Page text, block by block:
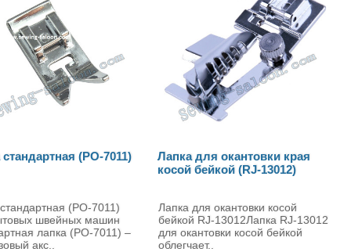
(PO-7011)
(PO-7011)
швейных машин
лапка (PO-7011) –
акс..
Лапка для окантовки края
косой бейкой (RJ-13012)
Лапка для окантовки косой
бейкой RJ-13012Лапка RJ-13012
для окантовки косой бейкой
облегчает..